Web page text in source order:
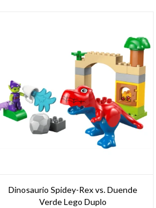
Dinosaurio Spidey-Rex vs. Duende
Verde Lego Duplo